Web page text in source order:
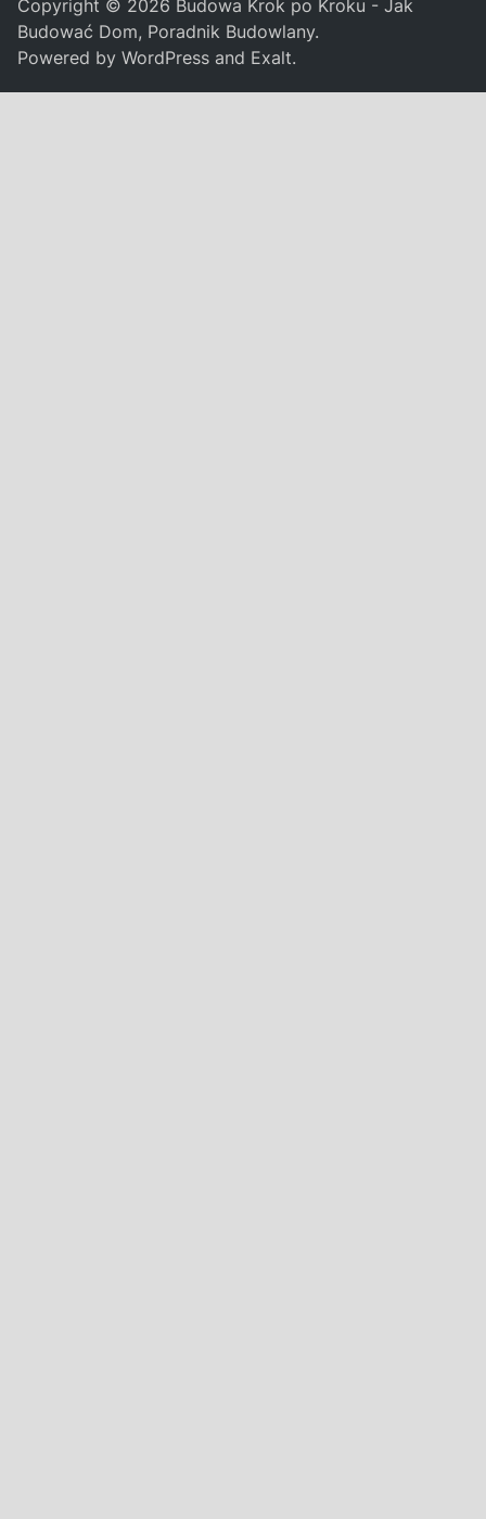
Copyright © 2026 Budowa Krok po Kroku - Jak
Budować Dom, Poradnik Budowlany.
Powered byWordPress and Exalt.